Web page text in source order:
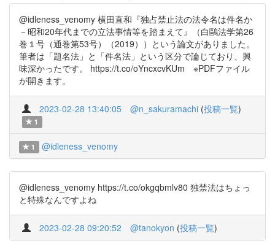
@idleness_venomy 横田直和『独占禁止法の法令名は件名か
－昭和20年代までの立法事情等を踏まえて』（白鷗法学第26
巻１号（通巻第53号）（2019））という論文がありました。
筆者は「題名法」と「件名法」という区分で論じており、興
味深かったです。 https://t.co/oYncxcvKUm ※PDFファイル
が開きます。
2023-02-28 13:40:05 @n_sakuramachi (投稿一覧)
1
1 @idleness_venomy
@idleness_venomy https://t.co/okgqbmlv80 独禁法はちょっ
と特殊なんですよね
2023-02-28 09:20:52 @tanokyon (投稿一覧)